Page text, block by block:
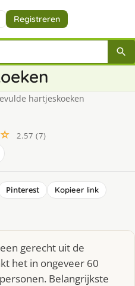
Registreren
hartjeskoeken
2.57 (7)
Pinterest
Kopieer link
gerecht uit de
het in ongeveer 60
Belangrijkste